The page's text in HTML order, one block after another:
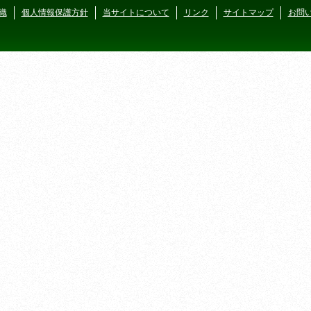
個人情報保護方針 当サイトについて リンク サイトマップ お問